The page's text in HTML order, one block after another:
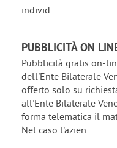
individ...
PUBBLICITÀ ON
Pubblicità gratis on-
dell'Ente Bilaterale
offerto solo su
all'Ente Bilaterale
forma telematica il
Nel caso l'azien...